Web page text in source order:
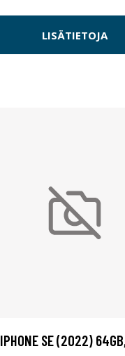
LISÄTIETOJA
IPHONE SE (2022)